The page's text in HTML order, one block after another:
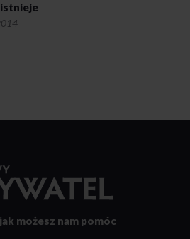
strony
jak możesz nam pomóc